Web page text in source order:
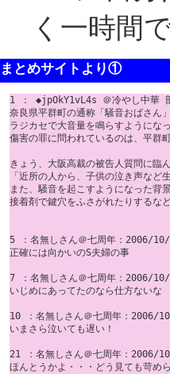
く一時間
まとめサイトより①
1 ： ◆jpOkY1vL4s ＠冷やし中
奈良県平群町の通称「騒音おばさん
ラジカセで大音量を鳴らすようにな
傷害の罪に問われているのは、平群
きょう、大阪高裁の被告人質問に臨
「近所の人から、子供の泣き声な
また、騒音を起こすようになった背
接着剤で鍵穴をふさがれたりするな
5 ：名無しさん＠七周年：2006/
正確には向かいのS夫婦の事
7 ：名無しさん＠七周年：
いじめにあってたのなら仕方ないな
10 ：名無しさん＠七周年：
いまさら泣いても遅い！
21 ：名無しさん＠七周年：
ほんとうかよ・・・どう見ても苛め